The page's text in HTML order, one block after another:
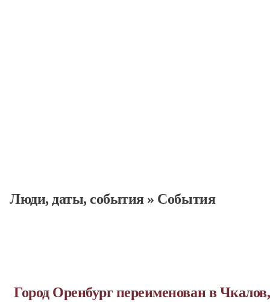
Люди, даты, cобытия» События
Город Оренбург переименован в